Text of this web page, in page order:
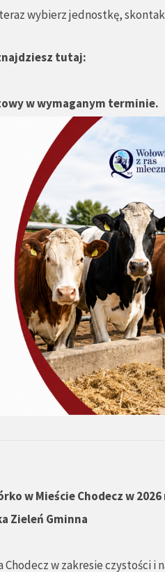
wybierz jednostkę,
tutaj:
w wymaganym terminie.
w Mieście Chodecz w 2026
Zieleń Gminna
w zakresie czystości i